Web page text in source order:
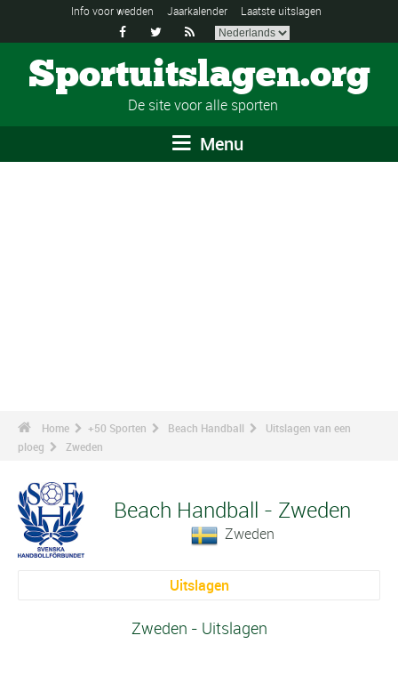
Info voor wedden Jaarkalender Laatste uitslagen
  
Sportuitslagen.org
De site voor alle sporten
Menu
Home +50 Sporten Beach Handball
Uitslagen van een
ploeg
Zweden
Beach Handball - Zweden
Zweden
Uitslagen
Zweden - Uitslagen